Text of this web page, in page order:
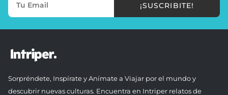
¡SUSCRIBITE!
Sorpréndete, Inspírate y Anímate a Viajar por el mundo y
descubrir nuevas culturas. Encuentra en Intriper relatos de